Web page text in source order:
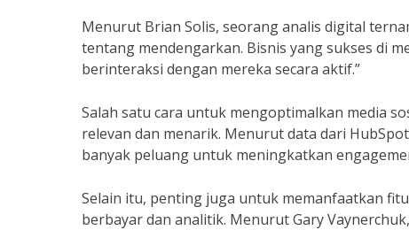
Menurut Brian Solis, seorang analis digital
tentang mendengarkan. Bisnis yang sukses di
berinteraksi dengan mereka secara aktif.”
Salah satu cara untuk mengoptimalkan media
relevan dan menarik. Menurut data dari
banyak peluang untuk meningkatkan
Selain itu, penting juga untuk memanfaatkan
berbayar dan analitik. Menurut Gary